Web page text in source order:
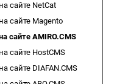
сайте NetCat
сайте Magento
сайте AMIRO.CMS
сайте HostCMS
сайте DIAFAN.CMS